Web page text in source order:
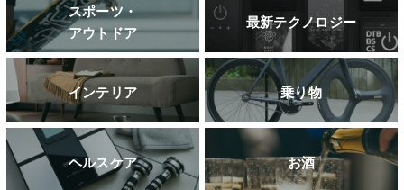
スポーツ・
アウトドア
最新テクノロジー
インテリア 乗り物
ヘルスケア お酒